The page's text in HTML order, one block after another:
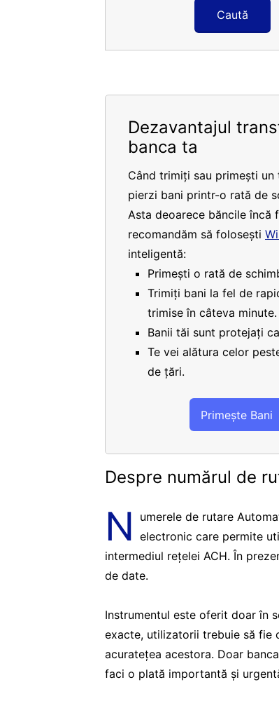
Caută
Dezavantajul
banca ta
Când trimiți sau primești
pierzi bani printr-o rată de
Asta deoarece băncile încă
recomandăm să folosești
inteligentă:
Primești o rată de
Trimiți bani la fel de
trimise în câteva minute.
Banii tăi sunt protejați
Te vei alătura celor
de țări.
Primește Bani
Despre numărul de
N
umerele de rutare
electronic care permite
intermediul rețelei ACH. În
de date.
Instrumentul este oferit doar în
exacte, utilizatorii trebuie să fie
acuratețea acestora. Doar
faci o plată importantă și